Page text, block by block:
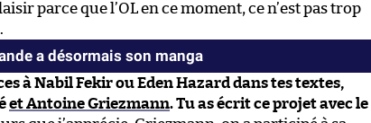
parce que l’OL en ce moment, ce n’est pas trop
a désormais son manga
à Nabil Fekir ou Eden Hazard dans tes textes,
et Antoine Griezmann. Tu as écrit ce projet avec le